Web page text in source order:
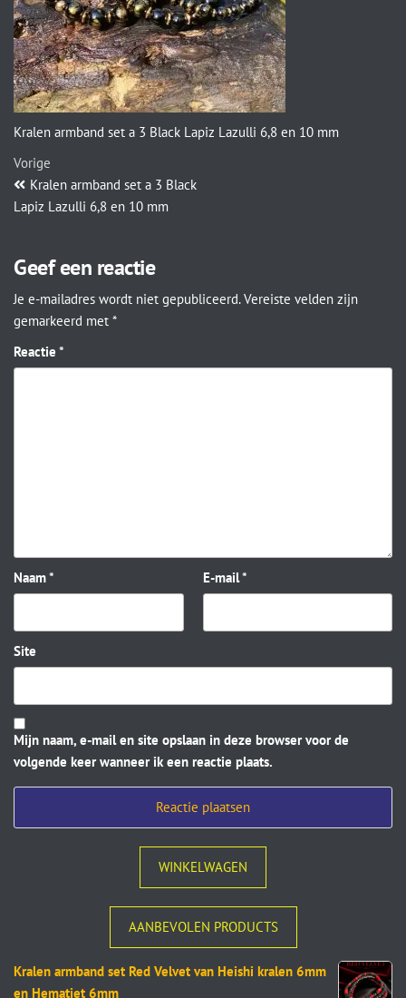
Kralen armband set a 3 Black Lapiz Lazulli 6,8 en 10 mm
Vorige
Kralen armband set a 3 Black
Lapiz Lazulli 6,8 en 10 mm
Geef een reactie
Je e-mailadres wordt niet gepubliceerd. Vereiste velden zijn
gemarkeerd met *
Reactie *
Naam* E-mail*
Site
Mijn naam, e-mail en site opslaan in deze browser voor de
volgende keer wanneer ik een reactie plaats.
WINKELWAGEN
AANBEVOLEN PRODUCTS
Kralen armband set Red Velvet van Heishi kralen 6mm
en Hematiet 6mm